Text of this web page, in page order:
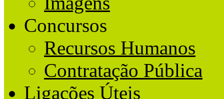
Concursos
Recursos Humanos
Contratação Pública
Ligações Úteis